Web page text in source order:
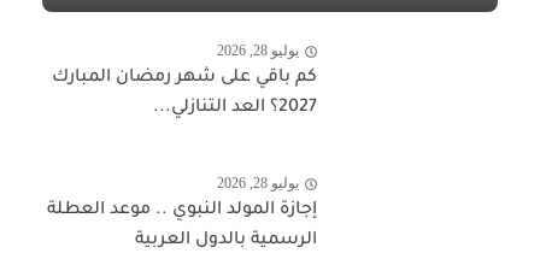
يوليو 28, 2026
كم باقي على شهر رمضان المبارك
2027؟ العد التنازلي...
يوليو 28, 2026
إجازة المولد النبوي .. موعد العطلة
الرسمية بالدول العربية